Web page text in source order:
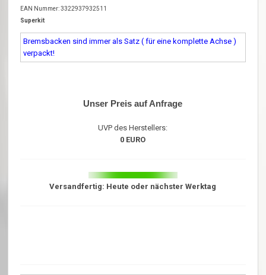
EAN Nummer: 3322937932511
Superkit
Bremsbacken sind immer als Satz ( für eine komplette Achse )
verpackt!
Unser Preis auf Anfrage
UVP des Herstellers:
0 EURO
Versandfertig: Heute oder nächster Werktag